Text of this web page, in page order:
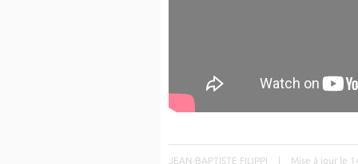
JEAN-BAPTISTE FILIPPI | Mise à jour le